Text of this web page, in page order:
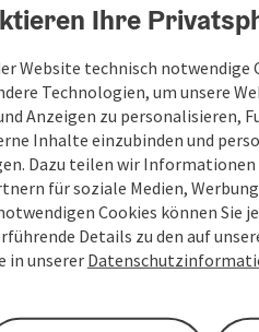
Beitrag drucken In
Ihre
Website technisch notwendige
Technologien, um unsere
Anzeigen zu personalisieren,
Inhalte einzubinden und
Dazu teilen wir Informationen
für soziale Medien,
Cookies können Sie
Details zu den auf
in unserer